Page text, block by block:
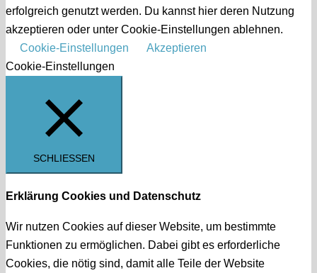
erfolgreich genutzt werden. Du kannst hier deren Nutzung
akzeptieren oder unter Cookie-Einstellungen ablehnen.
Cookie-Einstellungen
Akzeptieren
Cookie-Einstellungen
SCHLIESSEN
Erklärung Cookies und Datenschutz
Wir nutzen Cookies auf dieser Website, um bestimmte
Funktionen zu ermöglichen. Dabei gibt es erforderliche
Cookies, die nötig sind, damit alle Teile der Website